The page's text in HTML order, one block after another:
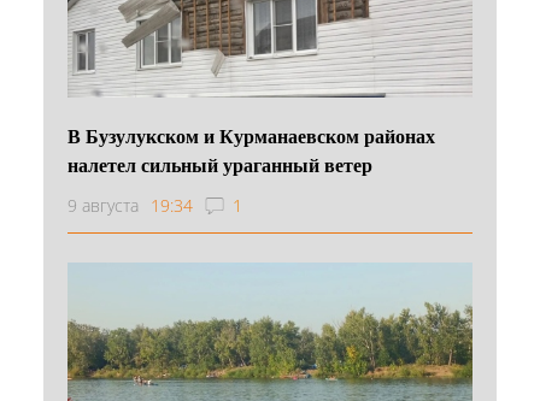
В Бузулукском и Курманаевском районах
налетел сильный ураганный ветер
9 августа 19:34 1